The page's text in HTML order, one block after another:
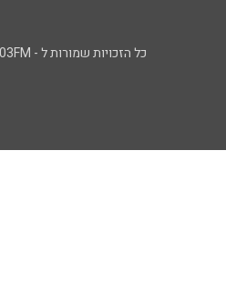
כל הזכויות שמורות ל - 103FM